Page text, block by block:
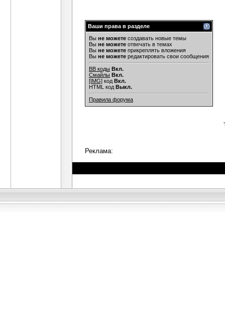
Ваши права в разделе
Вы не можете создавать новые темы
Вы не можете отвечать в темах
Вы не можете прикреплять вложения
Вы не можете редактировать свои сообщения
BB коды Вкл.
Смайлы Вкл.
[IMG] код Вкл.
HTML код Выкл.
Правила форума
Реклама: